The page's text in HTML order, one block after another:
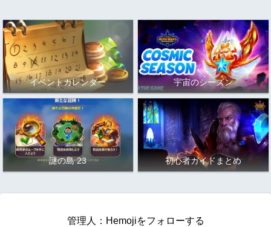
イベントカレンダー 宇宙のシーズン
謎の島 23 初心者ガイドまとめ
管理人：Hemojiをフォローする